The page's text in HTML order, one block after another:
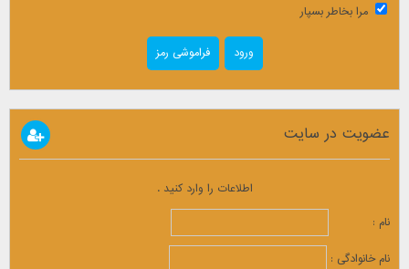
مرا بخاطر بسپار
فراموشی رمز
عضویت در سایت
اطلاعات را وارد کنید .
نام :
نام خانوادگی :